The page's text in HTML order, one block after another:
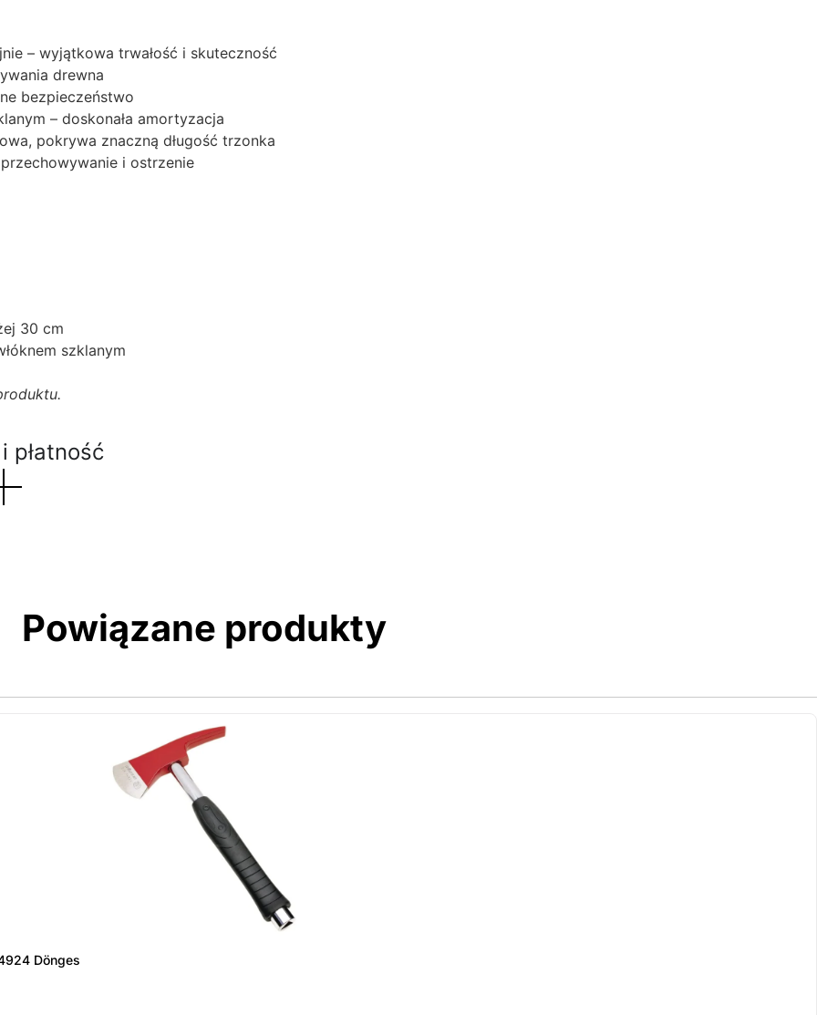
– wyjątkowa trwałość i skuteczność
drewna
bezpieczeństwo
– doskonała amortyzacja
pokrywa znaczną długość trzonka
i ostrzenie
30 cm
szklanym
płatność
Powiązane produkty
Dönges